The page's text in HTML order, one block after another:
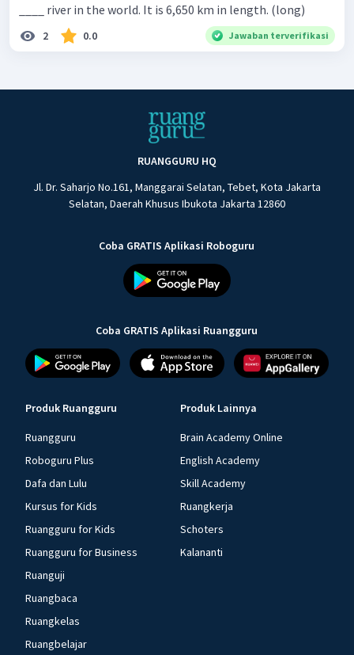
____ river in the world. It is 6,650 km in length. (long)
2 0.0 Jawaban terverifikasi
RUANGGURU HQ
Jl. Dr. Saharjo No.161, Manggarai Selatan, Tebet, Kota Jakarta
Selatan, Daerah Khusus Ibukota Jakarta 12860
Coba GRATIS Aplikasi Roboguru
Coba GRATIS Aplikasi Ruangguru
Produk Ruangguru
Ruangguru
Roboguru Plus
Dafa dan Lulu
Kursus for Kids
Ruangguru for Kids
Ruangguru for Business
Ruanguji
Ruangbaca
Ruangkelas
Ruangbelajar
Produk Lainnya
Brain Academy Online
English Academy
Skill Academy
Ruangkerja
Schoters
Kalananti